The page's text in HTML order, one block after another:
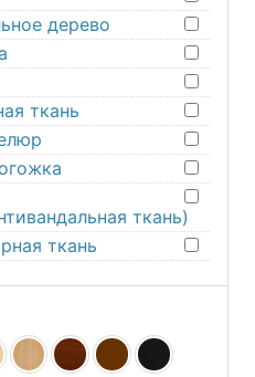
дерево
ткань
ткань)
ткань